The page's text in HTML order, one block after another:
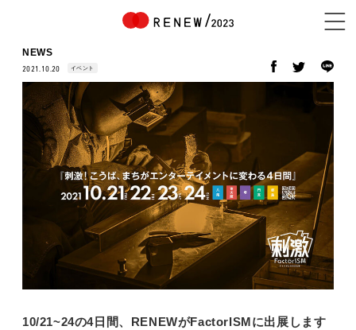
NEWS
ABOUT
CONTENTS
EXHIBITOR
NEWS
2021.10.20 イベント
10/21~24の4日間、RENEWがFactorISMに出展します